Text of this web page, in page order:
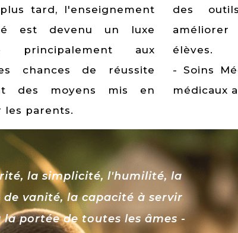
tard, l'enseignement
est devenu un luxe
principalement aux
chances de réussite
des moyens mis en
parents.
des
améliorer
élèves.
- Soins
médicaux
la simplicité, l'humilité, la
de vanité, la capacité à servir
portée de toutes les âmes -